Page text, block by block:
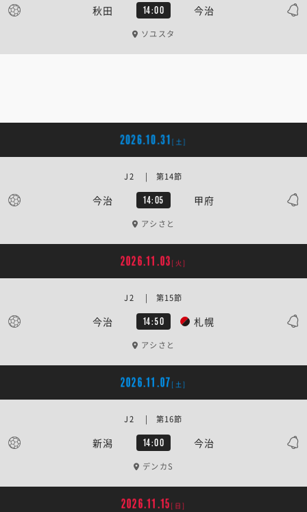
秋田 14:00 今治
ソユスタ
2026.10.31 [土]
今治 14:05 甲府
J2 | 第14節
アシさと
2026.11.03 [火]
今治 14:50 札幌
J2 | 第15節
アシさと
2026.11.07 [土]
新潟 14:00 今治
J2 | 第16節
デンカS
2026.11.15 [日]